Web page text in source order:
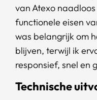
van Atexo
functionele eisen
was belangrijk om
blijven, terwijl ik
responsief, snel en
Technische